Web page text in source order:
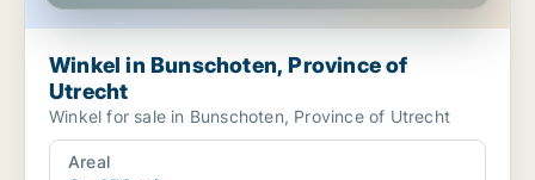
Winkel in Bunschoten, Province of
Utrecht
Winkel for sale in Bunschoten, Province of Utrecht
Areal